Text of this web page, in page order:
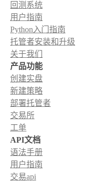
回测系统
用户指南
Python入门指南
托管者安装和升级
关于我们
产品功能
创建实盘
新建策略
部署托管者
交易所
工单
API文档
语法手册
用户指南
交易api